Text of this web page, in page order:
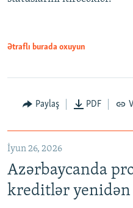
Auto 240p
720p
Ətraflı burada oxuyun
Paylaş PDF
İyun 26, 2026
Azərbaycanda
kreditlər yenidən